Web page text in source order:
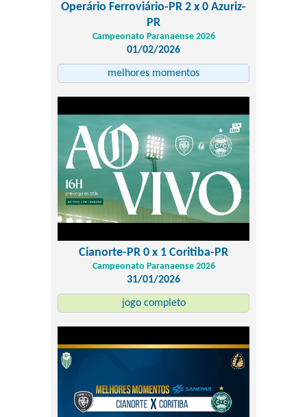
Operário Ferroviário-PR 2 x 0 Azuriz-
PR
Campeonato Paranaense 2026
01/02/2026
melhores momentos
Cianorte-PR 0 x 1 Coritiba-PR
Campeonato Paranaense 2026
31/01/2026
jogo completo